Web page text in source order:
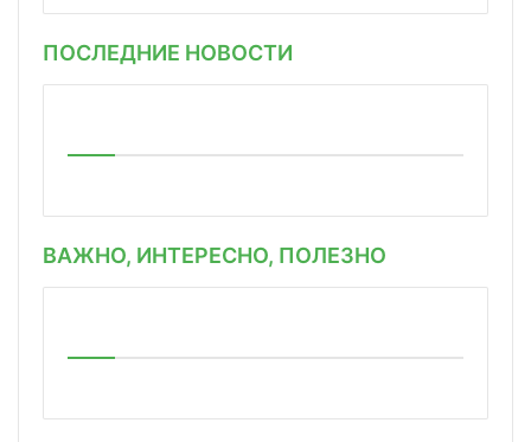
ПОСЛЕДНИЕ НОВОСТИ
ВАЖНО, ИНТЕРЕСНО, ПОЛЕЗНО